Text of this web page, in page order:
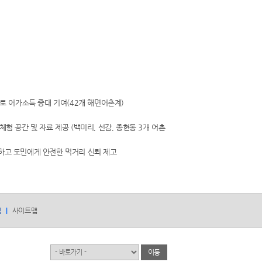
어가소득 증대 기여(42개 해면어촌계)
험 공간 및 자료 제공 (백미리, 선감, 종현동 3개 어촌
고 도민에게 안전한 먹거리 신뢰 제고
사이트맵
유관기관 이동